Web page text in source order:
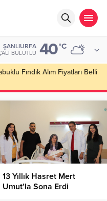
ŞANLIURFA
BULUTLU 40°C
Gün 4 Bin 898 Kişiye Sıcak
13 Yıllık Hasret Mert
Umut’la Sona Erdi